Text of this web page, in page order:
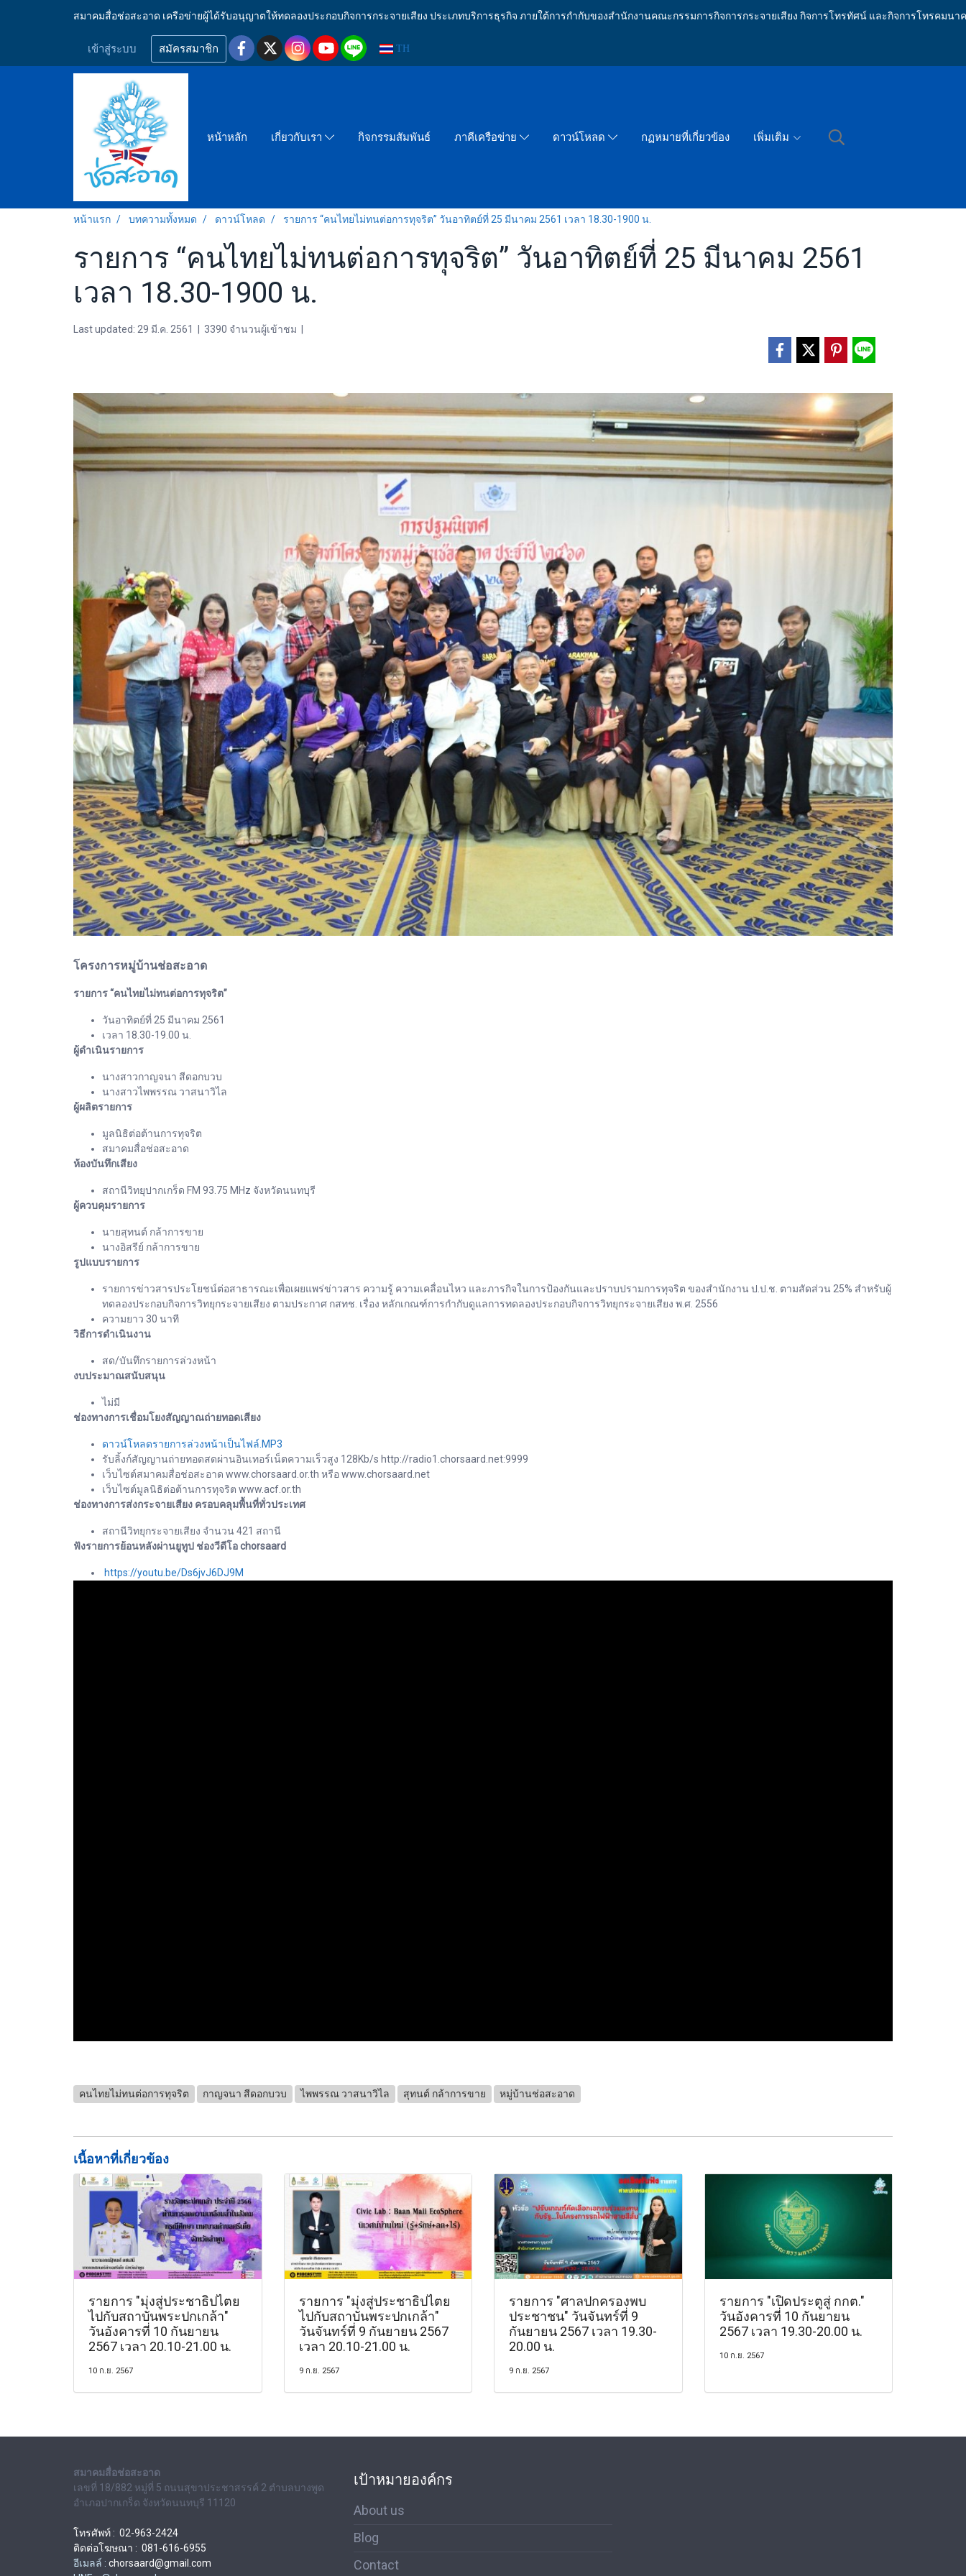
สมาคมสื่อช่อสะอาด เครือข่ายผู้ได้รับอนุญาตให้ทดลองประกอบกิจการกระจายเสียง ประเภทบริการธุรกิจ ภายใต้การกำกับของสำนักงานคณะกรรมการกิจการกระจายเสียง กิจการโทรทัศน์ และกิจการโทรคมนา
เข้าสู่ระบบ สมัครสมาชิก TH
หน้าหลัก เกี่ยวกับเรา กิจกรรมสัมพันธ์ ภาคีเครือข่าย ดาวน์โหลด กฏหมายที่เกี่ยวข้อง เพิ่มเติม
หน้าแรก บทความทั้งหมด ดาวน์โหลด รายการ “คนไทยไม่ทนต่อการทุจริต” วันอาทิตย์ที่ 25 มีนาคม 2561 เวลา 18.30-1900 น.
รายการ “คนไทยไม่ทนต่อการทุจริต” วันอาทิตย์ที่ 25 มีนาคม 2561
เวลา 18.30-1900 น.
Last updated: 29 มี.ค. 2561 3390 จำนวนผู้เข้าชม
โครงการหมู่บ้านช่อสะอาด
รายการ “คนไทยไม่ทนต่อการทุจริต”
วันอาทิตย์ที่ 25 มีนาคม 2561
เวลา 18.30-19.00 น.
ผู้ดำเนินรายการ
นางสาวกาญจนา สีดอกบวบ
นางสาวไพพรรณ วาสนาวิไล
ผู้ผลิตรายการ
มูลนิธิต่อต้านการทุจริต
สมาคมสื่อช่อสะอาด
ห้องบันทึกเสียง
สถานีวิทยุปากเกร็ด FM 93.75 MHz จังหวัดนนทบุรี
ผู้ควบคุมรายการ
นายสุทนต์ กล้าการขาย
นางอิสรีย์ กล้าการขาย
รูปแบบรายการ
รายการข่าวสารประโยชน์ต่อสาธารณะเพื่อเผยแพร่ข่าวสาร ความรู้ ความเคลื่อนไหว และภารกิจในการป้องกันและปราบปรามการทุจริต ของสำนักงาน ป.ป.ช. ตามสัดส่วน 25% สำหรับผู้
ทดลองประกอบกิจการวิทยุกระจายเสียง ตามประกาศ กสทช. เรื่อง หลักเกณฑ์การกำกับดูแลการทดลองประกอบกิจการวิทยุกระจายเสียง พ.ศ. 2556
ความยาว 30 นาที
วิธีการดำเนินงาน
สด/บันทึกรายการล่วงหน้า
งบประมาณสนับสนุน
ไม่มี
ช่องทางการเชื่อมโยงสัญญาณถ่ายทอดเสียง
ดาวน์โหลดรายการล่วงหน้าเป็นไฟล์.MP3
รับลิ้งก์สัญญานถ่ายทอดสดผ่านอินเทอร์เน็ตความเร็วสูง 128Kb/s http://radio1.chorsaard.net:9999
เว็บไซต์สมาคมสื่อช่อสะอาด www.chorsaard.or.th หรือ www.chorsaard.net
เว็บไซต์มูลนิธิต่อต้านการทุจริต www.acf.or.th
ช่องทางการส่งกระจายเสียง ครอบคลุมพื้นที่ทั่วประเทศ
สถานีวิทยุกระจายเสียง จำนวน 421 สถานี
ฟังรายการย้อนหลังผ่านยูทูป ช่องวีดีโอ chorsaard
https://youtu.be/Ds6jvJ6DJ9M
คนไทยไม่ทนต่อการทุจริต กาญจนา สีดอกบวบ ไพพรรณ วาสนาวิไล สุทนต์ กล้าการขาย หมู่บ้านช่อสะอาด
เนื้อหาที่เกี่ยวข้อง
รายการ "มุ่งสู่ประชาธิปไตย
ไปกับสถาบันพระปกเกล้า"
วันอังคารที่ 10 กันยายน
2567 เวลา 20.10-21.00 น.
10 ก.ย. 2567
รายการ "มุ่งสู่ประชาธิปไตย
ไปกับสถาบันพระปกเกล้า"
วันจันทร์ที่ 9 กันยายน 2567
เวลา 20.10-21.00 น.
9 ก.ย. 2567
รายการ "ศาลปกครองพบ
ประชาชน" วันจันทร์ที่ 9
กันยายน 2567 เวลา 19.30-
20.00 น.
9 ก.ย. 2567
รายการ "เปิดประตูสู่ กกต."
วันอังคารที่ 10 กันยายน
2567 เวลา 19.30-20.00 น.
10 ก.ย. 2567
สมาคมสื่อช่อสะอาด
เลขที่ 18/882 หมู่ที่ 5 ถนนสุขาประชาสรรค์ 2 ตำบลบางพูด
อำเภอปากเกร็ด จังหวัดนนทบุรี 11120
โทรศัพท์ : 02-963-2424
ติดต่อโฆษณา : 081-616-6955
อีเมลล์ : chorsaard@gmail.com
เป้าหมายองค์กร
About us
Blog
Contact